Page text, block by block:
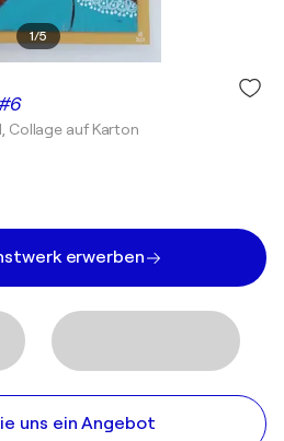
1/5
Collage auf Karton
erwerben
uns ein Angebot